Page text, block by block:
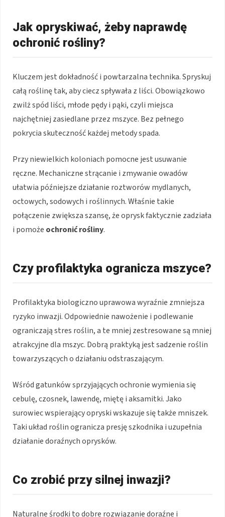
Jak opryskiwać, żeby naprawdę
ochronić rośliny?
Kluczem jest dokładność i powtarzalna technika. Spryskuj
całą roślinę tak, aby ciecz spływała z liści. Obowiązkowo
zwilż spód liści, młode pędy i pąki, czyli miejsca
najchętniej zasiedlane przez mszyce. Bez pełnego
pokrycia skuteczność każdej metody spada.
Przy niewielkich koloniach pomocne jest usuwanie
ręczne. Mechaniczne strącanie i zmywanie owadów
ułatwia późniejsze działanie roztworów mydlanych,
octowych, sodowych i roślinnych. Właśnie takie
połączenie zwiększa szansę, że oprysk faktycznie zadziała
i pomoże ochronić rośliny.
Czy profilaktyka ogranicza mszyce?
Profilaktyka biologiczno uprawowa wyraźnie zmniejsza
ryzyko inwazji. Odpowiednie nawożenie i podlewanie
ograniczają stres roślin, a te mniej zestresowane są mniej
atrakcyjne dla mszyc. Dobrą praktyką jest sadzenie roślin
towarzyszących o działaniu odstraszającym.
Wśród gatunków sprzyjających ochronie wymienia się
cebulę, czosnek, lawendę, miętę i aksamitki. Jako
surowiec wspierający opryski wskazuje się także mniszek.
Taki układ roślin ogranicza presję szkodnika i uzupełnia
działanie doraźnych oprysków.
Co zrobić przy silnej inwazji?
Naturalne środki to dobre rozwiązanie doraźne i